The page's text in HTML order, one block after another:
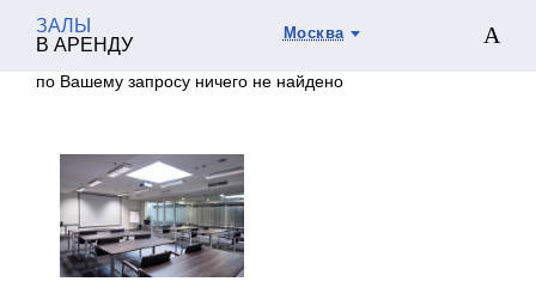
ЗАЛЫ
В АРЕНДУ
Москва
по Вашему запросу ничего не найдено